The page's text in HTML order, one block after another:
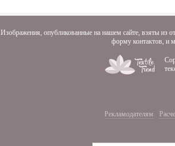
Изображения, опубликованные на нашем сайте, взяты из
форму контактов, и
Рекламодателям